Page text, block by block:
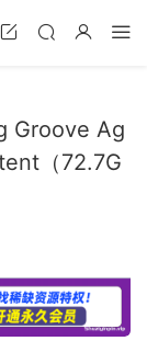
Groove Ag
（72.7G